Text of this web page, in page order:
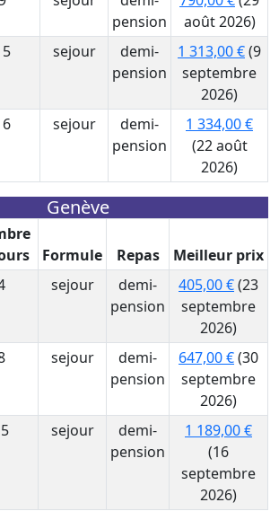
pension
août 2026)
sejour
demi-
pension
1 313,00 €(9
septembre
2026)
sejour
demi-
pension
1 334,00 €
(22 août
2026)
Genève
Formule Repas
Meilleur prix
sejour
demi-
pension
405,00 €(23
septembre
2026)
sejour
demi-
pension
647,00 €(30
septembre
2026)
sejour
demi-
pension
1 189,00 €
(16
septembre
2026)